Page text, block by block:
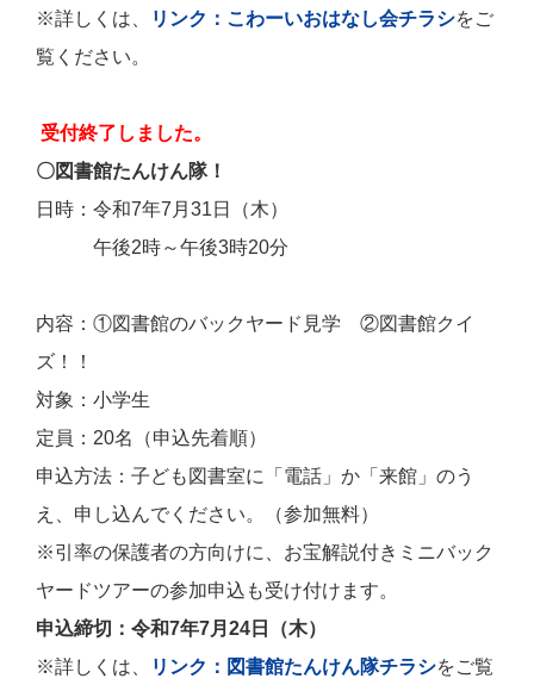
※詳しくは、
リンク：こわーいおはなし会チラシをご
覧ください。
受付終了しました。
〇図書館たんけん隊！
日時：令和7年7月31日（木）
午後2時～午後3時20分
内容：①図書館のバックヤード見学 ②図書館クイ
ズ！！
対象：小学生
定員：20名（申込先着順）
申込方法：子ども図書室に「電話」か「来館」のう
え、申し込んでください。（参加無料）
※引率の保護者の方向けに、お宝解説付きミニバック
ヤードツアーの参加申込も受け付けます。
申込締切：令和7年7月24日（木）
※詳しくは、
リンク：図書館たんけん隊チラシをご覧